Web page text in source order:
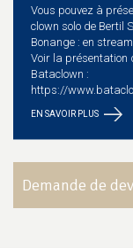
Vous pouvez à
clown solo de Bertil
Bonange : en
Voir la présentation
Bataclown :
https://
EN SAVOIR PLUS
Demande de